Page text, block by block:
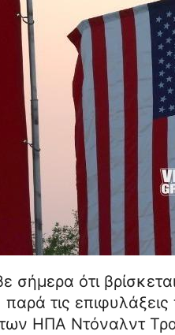
ότι
τις
ΗΠΑ Ντόναλντ